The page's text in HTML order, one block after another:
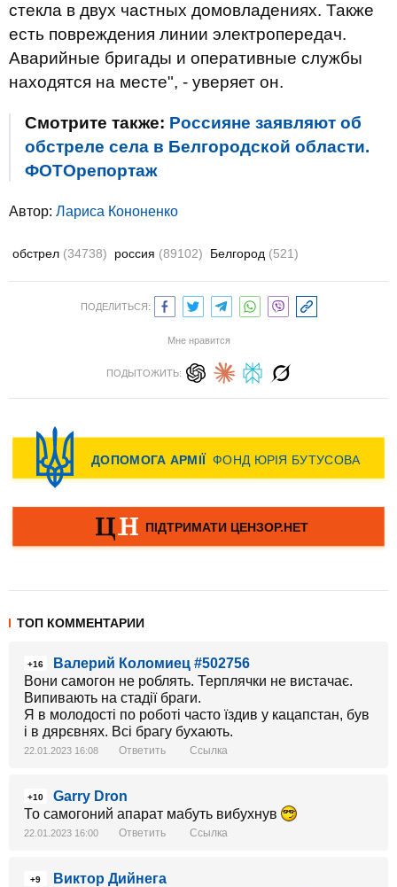
стекла в двух частных домовладениях. Также
есть повреждения линии электропередач.
Аварийные бригады и оперативные службы
находятся на месте", - уверяет он.
Смотрите также: Россияне заявляют об
обстреле села в Белгородской области.
ФОТОрепортаж
Автор: Лариса Кононенко
обстрел (34738) россия (89102) Белгород (521)
ПОДЕЛИТЬСЯ:
Мне нравится
ПОДЫТОЖИТЬ:
ТОП КОММЕНТАРИИ
+16
Валерий Коломиец #502756
Вони самогон не роблять. Терплячки не вистачає.
Випивають на стадії браги.
Я в молодості по роботі часто їздив у кацапстан, був
і в дярєвнях. Всі брагу бухають.
22.01.2023 16:08 Ответить Ссылка
+10
Garry Dron
То самогоний апарат мабуть вибухнув
22.01.2023 16:00 Ответить Ссылка
+9
Виктор Дийнега